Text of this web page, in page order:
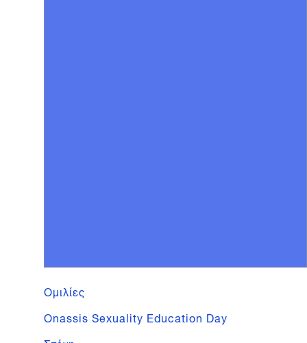
Ομιλίες
Onassis Sexuality Education Day